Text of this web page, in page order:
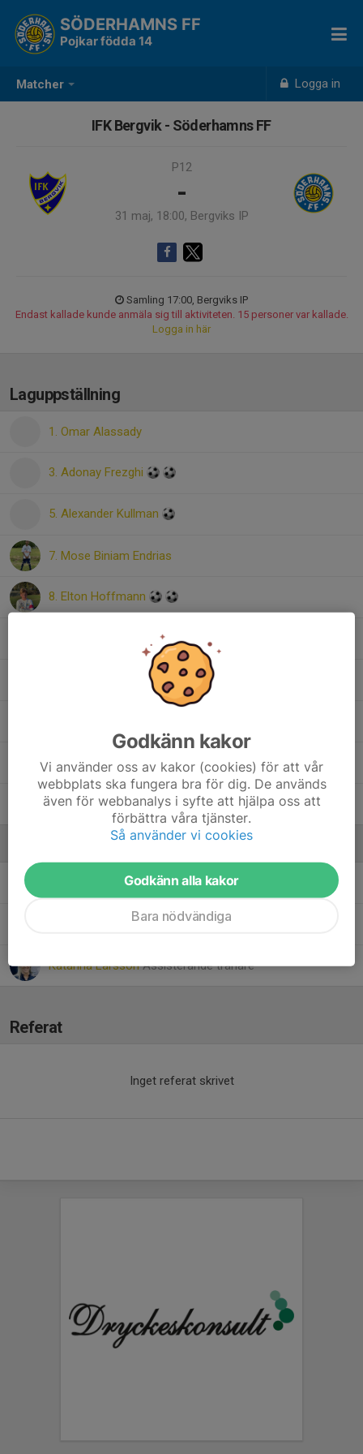
Matcher Logga in
SÖDERHAMNS FF
Pojkar födda 14
IFK Bergvik - Söderhamns FF
P12
-
31 maj, 18:00, Bergviks IP
Samling 17:00, Bergviks IP
Endast kallade kunde anmäla sig till aktiviteten. 15 personer var kallade.
Logga in här
Laguppställning
1. Omar Alassady
3. Adonay Frezghi
5. Alexander Kullman
7. Mose Biniam Endrias
8. Elton Hoffmann
19. Mio Roos
22. Fred Redin
Dennis HoffmannTränare
Tränare
Katarina LarssonAssisterande tränare
Referat
Inget referat skrivet
Godkänn kakor
Vi använder oss av kakor (cookies) för att vår
webbplats ska fungera bra för dig. De används
även för webbanalys i syfte att hjälpa oss att
förbättra våra tjänster.
Så använder vi cookies
Godkänn alla kakor
Bara nödvändiga